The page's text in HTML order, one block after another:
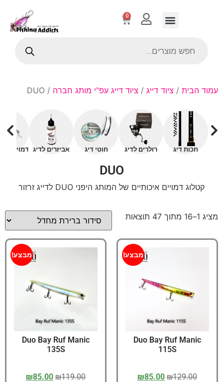
0
עמוד הבית / ציוד דייג / ציוד דייג עפ"י מותג חברה / DUO
חכות דיג רולרים לדיג חוטי דיג אביזרים לדיג דמויים
DUO
קטלוג דמויים איכותיים של המותג היפני DUO לדייג זרזור
מציג 1–16 מתוך 47 תוצאות
מבצע!
Duo Bay Ruf Manic
115S
₪129.00
₪85.00
מבצע!
Duo Bay Ruf Manic
135S
₪119.00
₪85.00